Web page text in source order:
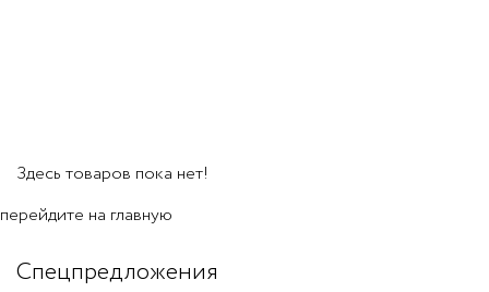
Здесь товаров пока нет!
перейдите на главную
Спецпредложения